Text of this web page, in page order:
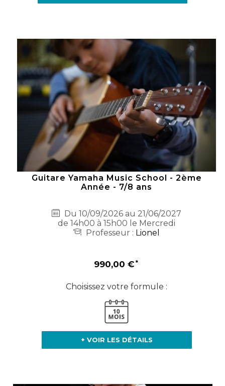
Guitare Yamaha Music School - 2ème
Année - 7/8 ans
Du 10/09/2026 au 21/06/2027
de 14h00 à 15h00 le Mercredi
Professeur : Lionel
990,00 €
Choisissez votre formule :
+ VOIR LES DÉTAILS